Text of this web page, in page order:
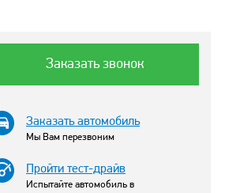
Заказать звонок
Заказать автомобиль
Мы Вам перезвоним
Пройти тест-драйв
Испытайте автомобиль в